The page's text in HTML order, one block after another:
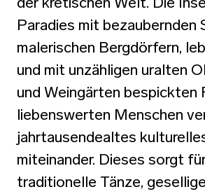
Paradies mit bezaubernden
malerischen Bergdörfern,
und mit unzähligen uralten
und Weingärten bespickten
liebenswerten Menschen
jahrtausendealtes
miteinander. Dieses sorgt
traditionelle Tänze,